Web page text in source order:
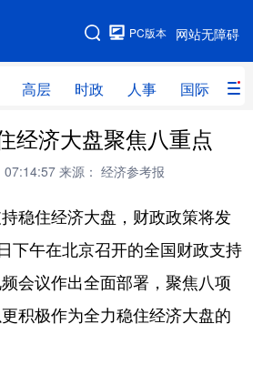
网站无障碍
PC版本
高层 时政 人事 国际 财
网站地图
时政 人事
网评
智库 全球连线 教育
量子 体育
健康 军事
图片 政务
经济大盘聚焦八重点
07:14:57 来源： 经济参考报
住经济大盘，财政政策将发
下午在北京召开的全国财政支持
会议作出全面部署，聚焦八项
积极作为全力稳住经济大盘的